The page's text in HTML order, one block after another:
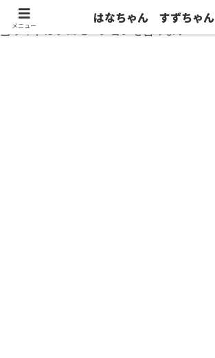
当サイトはプロモーションを含みます
メニュー
はなちゃん すずちゃん